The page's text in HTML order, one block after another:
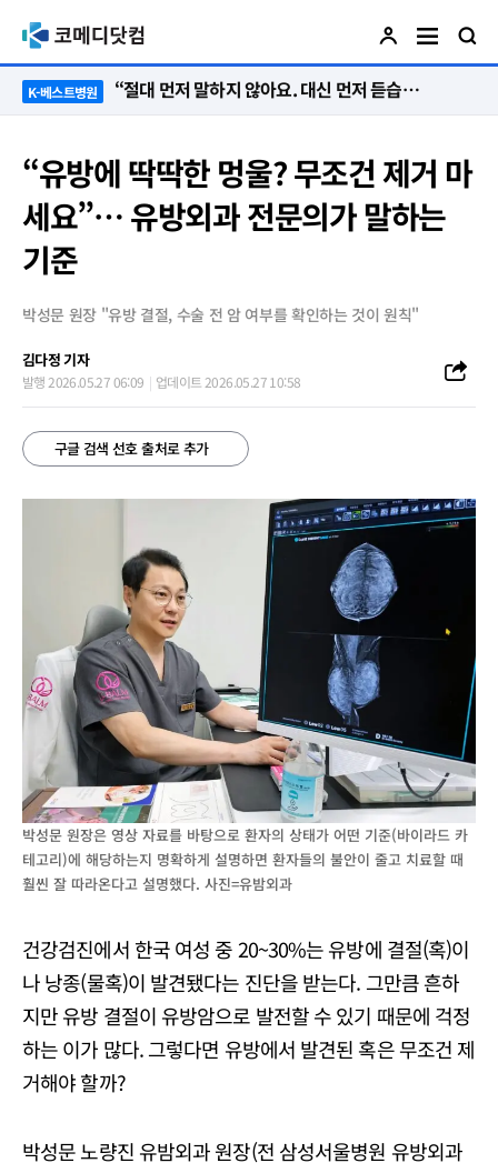
K-베스트병원 “절대 먼저 말하지 않아요. 대신 먼저 듣습니다”
“유방에 딱딱한 멍울? 무조건 제거 마
세요”… 유방외과 전문의가 말하는
기준
박성문 원장 "유방 결절, 수술 전 암 여부를 확인하는 것이 원칙"
김다정 기자
발행 2026.05.27 06:09 업데이트 2026.05.27 10:58
구글 검색 선호 출처로 추가
박성문 원장은 영상 자료를 바탕으로 환자의 상태가 어떤 기준(바이라드 카
테고리)에 해당하는지 명확하게 설명하면 환자들의 불안이 줄고 치료할 때
훨씬 잘 따라온다고 설명했다. 사진=유밤외과
건강검진에서 한국 여성 중 20~30%는 유방에 결절(혹)이
나 낭종(물혹)이 발견됐다는 진단을 받는다. 그만큼 흔하
지만 유방 결절이 유방암으로 발전할 수 있기 때문에 걱정
하는 이가 많다. 그렇다면 유방에서 발견된 혹은 무조건 제
거해야 할까?
박성문 노량진 유밤외과 원장(전 삼성서울병원 유방외과